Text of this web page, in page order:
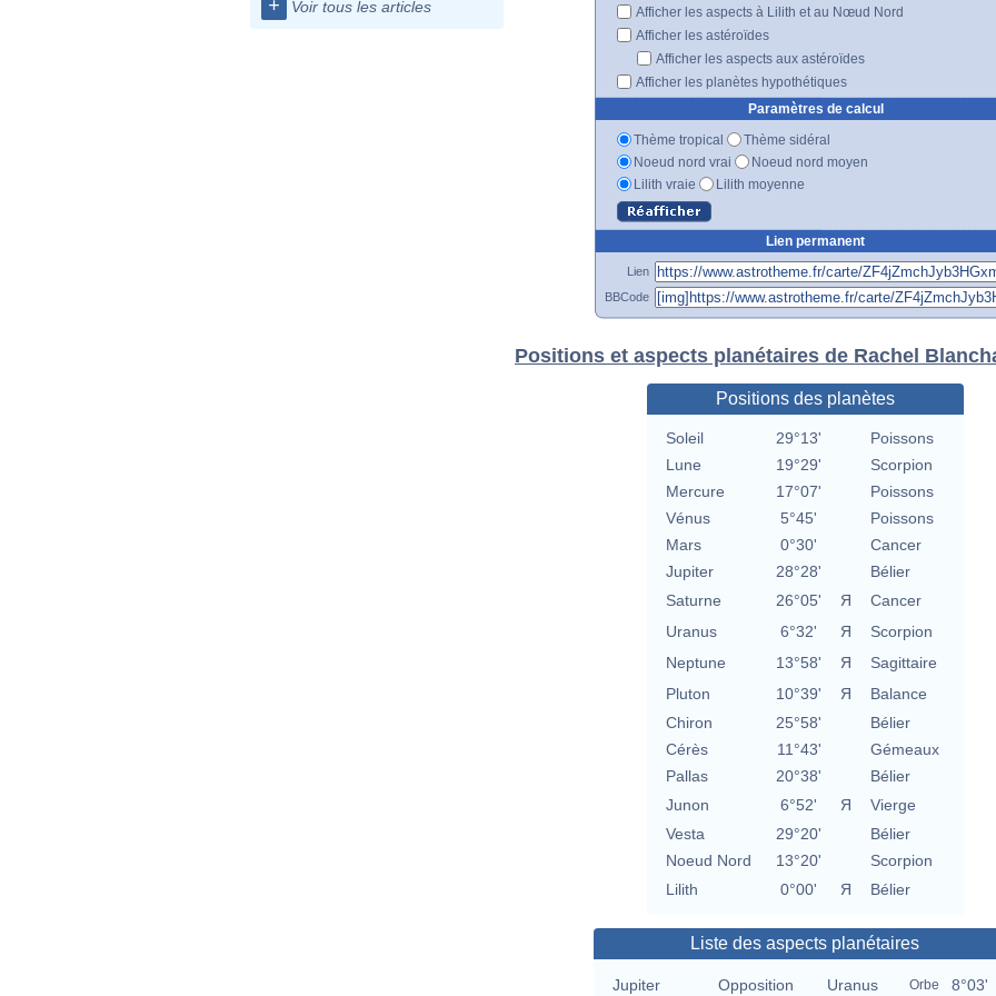
+ Voir tous les articles
Afficher les aspects à Lilith et au Nœud Nord
Afficher les astéroïdes
Afficher les aspects aux astéroïdes
Afficher les planètes hypothétiques
Paramètres de calcul
Thème tropical
Thème sidéral
Noeud nord vrai
Noeud nord moyen
Lilith vraie
Lilith moyenne
Lien permanent
Lien
BBCode
Positions et aspects planétaires de Rachel
Positions des planètes
Soleil 29°13'
Poissons
Lune
19°29'
Scorpion
Mercure
17°07'
Poissons
Vénus
5°45'
Poissons
Mars
0°30'
Cancer
Jupiter
28°28'
Bélier
Saturne
26°05' Я
Cancer
Uranus
6°32' Я
Scorpion
Neptune
13°58' Я
Sagittaire
Pluton
10°39' Я
Balance
Chiron
25°58'
Bélier
Cérès
11°43'
Gémeaux
Pallas
20°38'
Bélier
Junon
6°52' Я
Vierge
Vesta
29°20'
Bélier
Noeud Nord
13°20'
Scorpion
Lilith
0°00' Я Bélier
Liste des aspects planétaires
Jupiter Opposition Uranus Orbe 8°03'